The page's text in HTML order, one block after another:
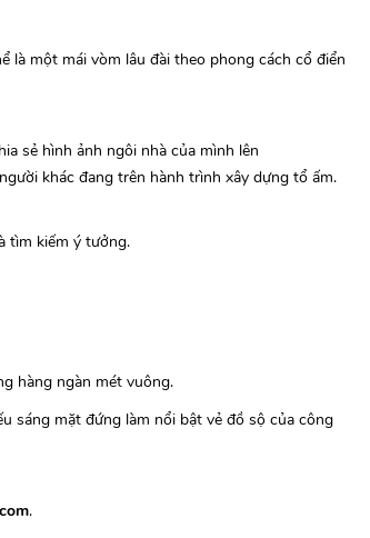
một mái vòm lâu đài theo phong cách cổ điển
sẻ hình ảnh ngôi nhà của mình lên
khác đang trên hành trình xây dựng tổ ấm.
tìm kiếm ý tưởng.
hàng ngàn mét vuông.
sáng mặt đứng làm nổi bật vẻ đồ sộ của công
.